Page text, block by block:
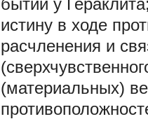
бытии у
истину в ходе
расчленения и
(материальных)